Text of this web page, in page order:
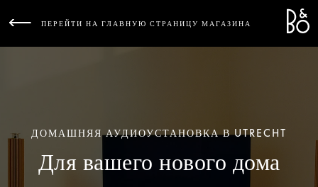
ПЕРЕЙТИ НА ГЛАВНУЮ СТРАНИЦУ МАГАЗИНА
ДОМАШНЯЯ АУДИОУСТАНОВКА В UTRECHT
Для вашего нового дома